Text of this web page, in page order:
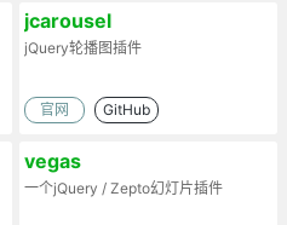
jcarousel
jQuery轮播图插件
官网 GitHub
vegas
一个jQuery / Zepto幻灯片插件